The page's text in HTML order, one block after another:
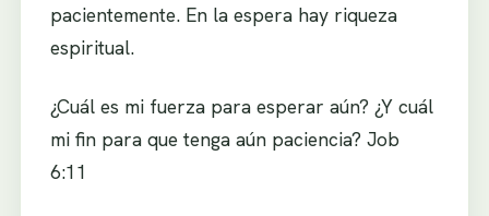
pacientemente. En la espera hay riqueza
espiritual.
¿Cuál es mi fuerza para esperar aún? ¿Y cuál
mi fin para que tenga aún paciencia? Job
6:11